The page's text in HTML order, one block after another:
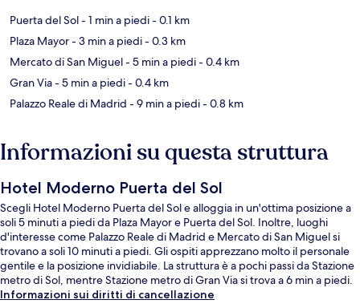
Puerta del Sol- 1 min a piedi- 0.1 km
Plaza Mayor- 3 min a piedi- 0.3 km
Mercato di San Miguel- 5 min a piedi- 0.4 km
Gran Via- 5 min a piedi- 0.4 km
Palazzo Reale di Madrid - 9 min a piedi- 0.8 km
Informazioni su questa struttura
Hotel Moderno Puerta del Sol
Scegli Hotel Moderno Puerta del Sol e alloggia in un'ottima posizione a
soli 5 minuti a piedi da Plaza Mayor e Puerta del Sol. Inoltre, luoghi
d'interesse come Palazzo Reale di Madrid e Mercato di San Miguel si
trovano a soli 10 minuti a piedi. Gli ospiti apprezzano molto il personale
gentile e la posizione invidiabile. La struttura è a pochi passi da Stazione
metro di Sol, mentre Stazione metro di Gran Via si trova a 6 min a piedi.
Informazioni sui diritti di cancellazione